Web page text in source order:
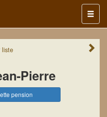
Menu
liste
Pierre
pension